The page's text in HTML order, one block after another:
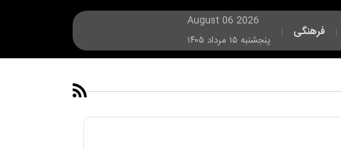
| فرهنگی |
August 06 2026
پنجشنبه ۱۵ مرداد ۱۴۰۵